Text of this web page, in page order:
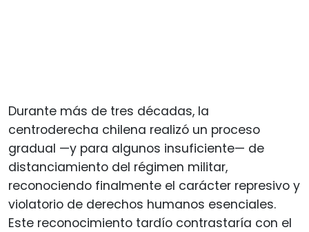
Durante más de tres décadas, la
centroderecha chilena realizó un proceso
gradual —y para algunos insuficiente— de
distanciamiento del régimen militar,
reconociendo finalmente el carácter represivo y
violatorio de derechos humanos esenciales.
Este reconocimiento tardío contrastaría con el